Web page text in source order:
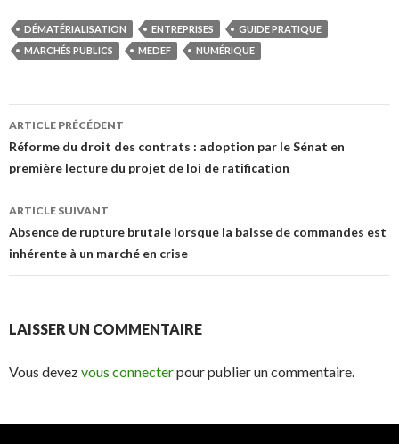
DÉMATÉRIALISATION ENTREPRISES
GUIDE PRATIQUE
MARCHÉS PUBLICS
MEDEF NUMÉRIQUE
Navigation
des
articles
ARTICLE PRÉCÉDENT
Réforme du droit des contrats : adoption par le Sénat en
première lecture du projet de loi de ratification
ARTICLE SUIVANT
Absence de rupture brutale lorsque la baisse de commandes est
inhérente à un marché en crise
LAISSER UN COMMENTAIRE
Vous devezvous connecterpour publier un commentaire.